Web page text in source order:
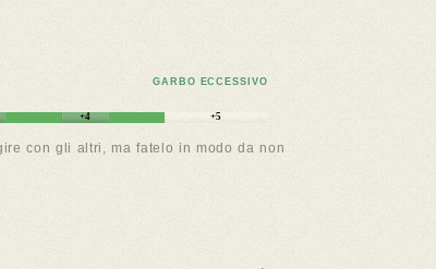
GARBO ECCESSIVO
+4 +5
con gli altri, ma fatelo in modo da non